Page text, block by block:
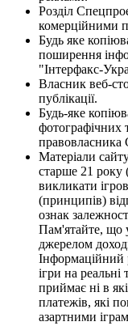
Розділ
комерційними
Будь яке
поширення
"Інтерфакс-
Власник веб-
публікації.
Будь-яке
фотографічних
правовласника
Матеріали
старше 21 року
викликати
(принципів)
ознак
Пам'ятайте, що
джерелом
Інформаційний
ігри на реальні
приймає ні в
платежів, які
азартними